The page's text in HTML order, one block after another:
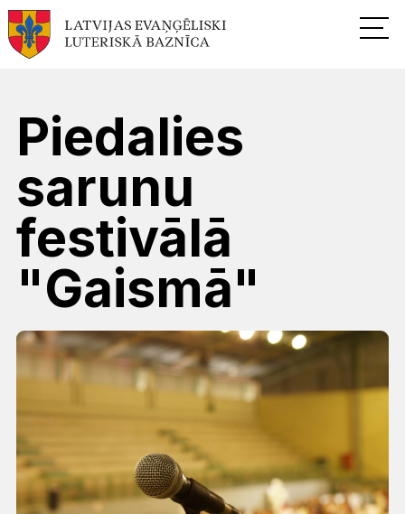
Piedalies
sarunu
festivālā
"Gaismā"